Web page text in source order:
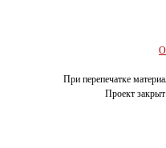
О
При перепечатке
Проект закрыт